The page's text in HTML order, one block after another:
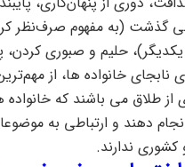
گذشت (به مفهوم صرف‌نظر
حلیم و صبوری کردن،
خانواده ها، از
از طلاق می باشند که خانواده
دهند و ارتباطی به
کشوری ندارند.